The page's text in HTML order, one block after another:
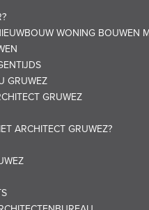
WONING BOUWEN
GRUWEZ
GRUWEZ
ARCHITECT GRUWEZ?